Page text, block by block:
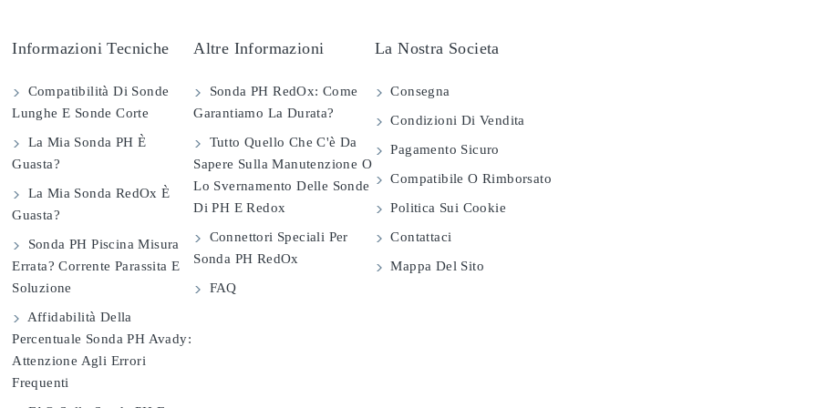
Informazioni Tecniche
Compatibilità Di Sonde
Lunghe E Sonde Corte
La Mia Sonda PH È
Guasta?
La Mia Sonda RedOx È
Guasta?
Sonda PH Piscina Misura
Errata? Corrente Parassita E
Soluzione
Affidabilità Della
Percentuale Sonda PH Avady:
Attenzione Agli Errori
Frequenti
Altre Informazioni
Sonda PH RedOx: Come
Garantiamo La Durata?
Tutto Quello Che C'è Da
Sapere Sulla Manutenzione O
Lo Svernamento Delle Sonde
Di PH E Redox
Connettori Speciali Per
Sonda PH RedOx
FAQ
La Nostra Societa
Consegna
Condizioni Di Vendita
Pagamento Sicuro
Compatibile O Rimborsato
Politica Sui Cookie
Contattaci
Mappa Del Sito